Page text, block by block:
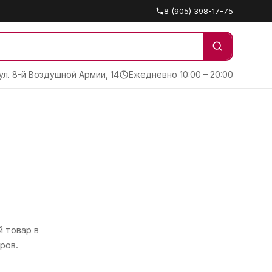
8 (905) 398-17-75
8-й Воздушной Армии, 14 Ежедневно 10:00 – 20:00
товар в